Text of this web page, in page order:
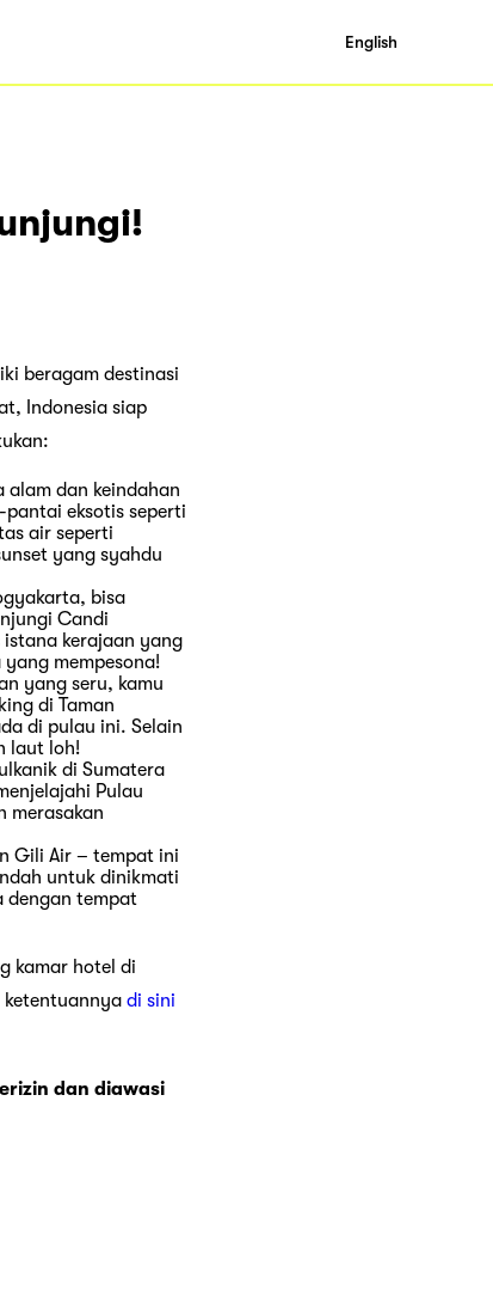
English
beragam destinasi
Indonesia siap
alam dan keindahan
eksotis seperti
air seperti
yang syahdu
bisa
Candi
kerajaan yang
mempesona!
yang seru, kamu
di Taman
di pulau ini. Selain
laut loh!
di Sumatera
Pulau
merasakan
Gili Air – tempat ini
untuk dinikmati
dengan tempat
kamar hotel di
ketentuannya di sini
dan diawasi